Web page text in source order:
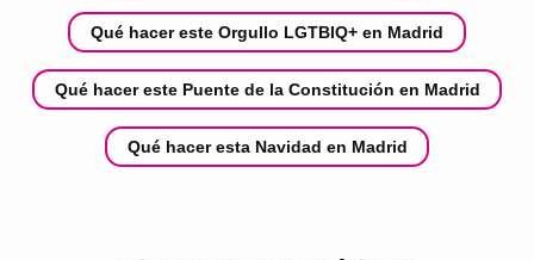
Qué hacer este Orgullo LGTBIQ+ en Madrid
Qué hacer este Puente de la Constitución en Madrid
Qué hacer esta Navidad en Madrid